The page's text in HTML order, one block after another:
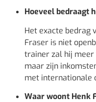
Hoeveel bedraagt
Het exacte bedrag
Fraser is niet
trainer zal hij meer
maar zijn
met internationale
Waar woont Henk